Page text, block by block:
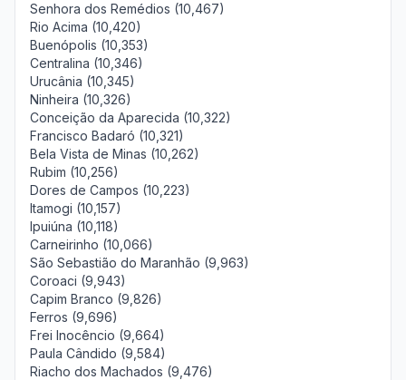
Senhora dos Remédios (10,467)
Rio Acima (10,420)
Buenópolis (10,353)
Centralina (10,346)
Urucânia (10,345)
Ninheira (10,326)
Conceição da Aparecida (10,322)
Francisco Badaró (10,321)
Bela Vista de Minas (10,262)
Rubim (10,256)
Dores de Campos (10,223)
Itamogi (10,157)
Ipuiúna (10,118)
Carneirinho (10,066)
São Sebastião do Maranhão (9,963)
Coroaci (9,943)
Capim Branco (9,826)
Ferros (9,696)
Frei Inocêncio (9,664)
Paula Cândido (9,584)
Riacho dos Machados (9,476)